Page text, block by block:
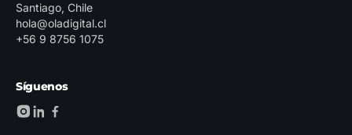
Santiago, Chile
hola@oladigital.cl
+56 9 8756 1075
Síguenos